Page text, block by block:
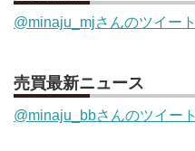
@minaju_mjさんのツイート
売買最新ニュース
@minaju_bbさんのツイート